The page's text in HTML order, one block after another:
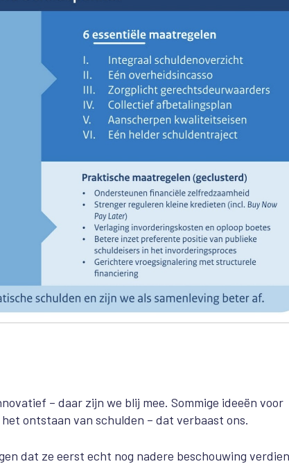
– daar zijn we blij mee. Sommige ideeën voor
ontstaan van schulden – dat verbaast ons.
dat ze eerst echt nog nadere beschouwing